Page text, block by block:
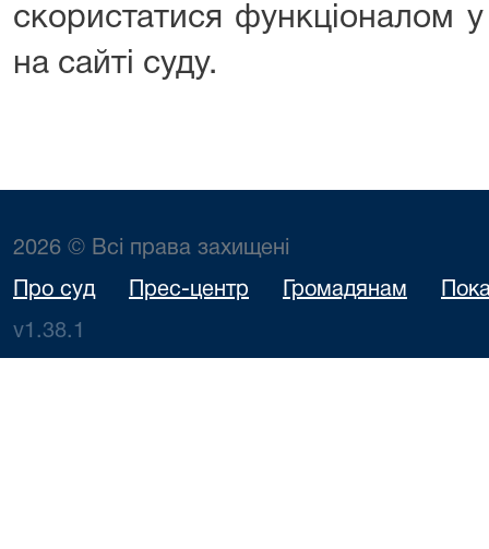
скористатися функціоналом у
на сайті суду.
2026 © Всі права захищені
Про суд Прес-центр Громадянам
v1.38.1